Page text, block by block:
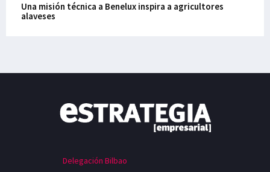
Una misión técnica a Benelux inspira a agricultores
alaveses
Delegación Bilbao